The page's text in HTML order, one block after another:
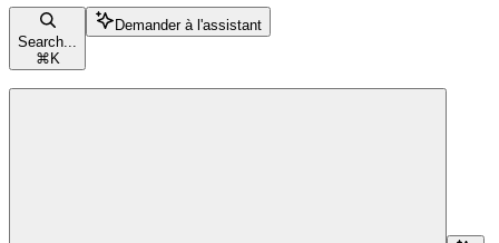
Search...
⌘ K
Demander à l'assistant